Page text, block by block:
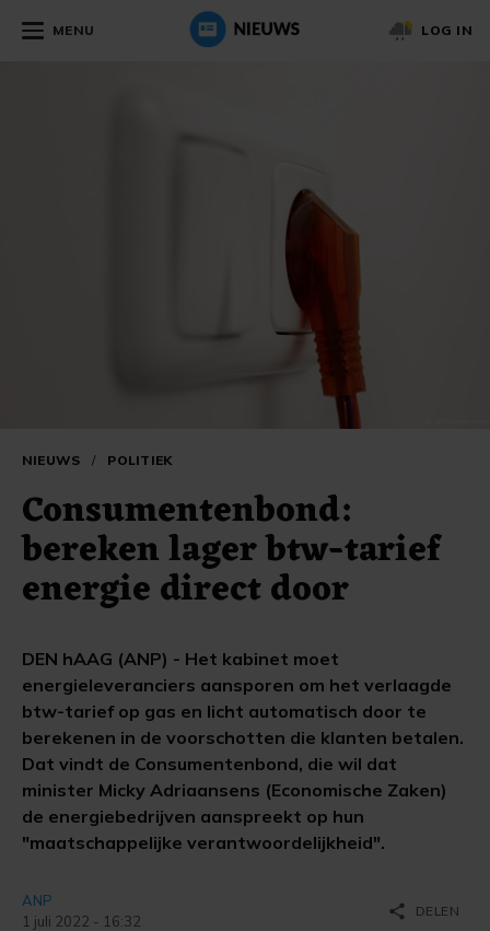
MENU LOG IN
NIEUWS / POLITIEK
Consumentenbond:
bereken lager btw-tarief
energie direct door
DEN hAAG (ANP) - Het kabinet moet
energieleveranciers aansporen om het verlaagde
btw-tarief op gas en licht automatisch door te
berekenen in de voorschotten die klanten betalen.
Dat vindt de Consumentenbond, die wil dat
minister Micky Adriaansens (Economische Zaken)
de energiebedrijven aanspreekt op hun
"maatschappelijke verantwoordelijkheid".
ANP
1 juli 2022 - 16:32
share DELEN